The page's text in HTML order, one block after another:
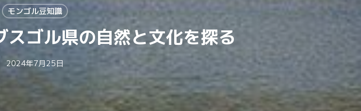
モンゴル豆知識
ゴル県の自然と文化を探る
2024年7月25日